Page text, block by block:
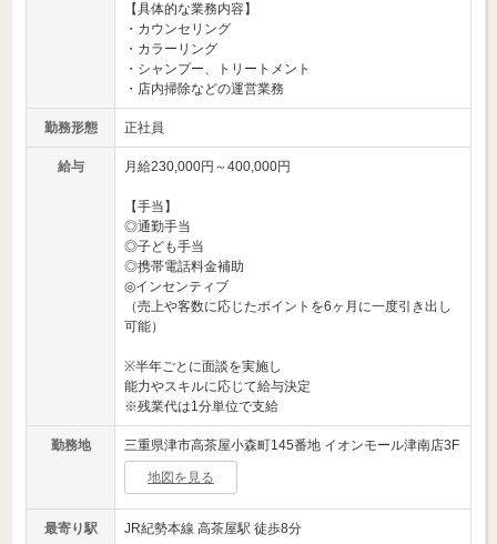
【具体的な業務内容】
・カウンセリング
・カラーリング
・シャンプー、トリートメント
・店内掃除などの運営業務
勤務形態 正社員
給与 月給230,000円～400,000円
【手当】
◎通勤手当
◎子ども手当
◎携帯電話料金補助
◎インセンティブ
（売上や客数に応じたポイントを6ヶ月に一度引き出し
可能）
※半年ごとに面談を実施し
能力やスキルに応じて給与決定
※残業代は1分単位で支給
勤務地 三重県津市高茶屋小森町145番地 イオンモール津南店3F
地図を見る
最寄り駅 JR紀勢本線 高茶屋駅 徒歩8分